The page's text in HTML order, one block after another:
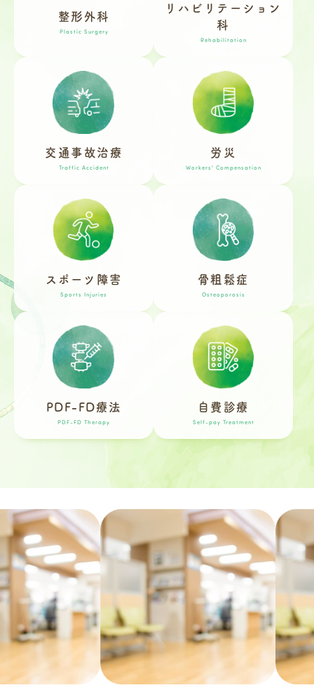
整形外科
Plastic Surgery
リハビリテーション
科
Rehabilitation
交通事故治療
Traffic Accident
労災
Workers' Compensation
スポーツ障害
Sports Injuries
骨粗鬆症
Osteoporosis
PDF-FD療法
PDF-FD Therapy
自費診療
Self-pay Treatment